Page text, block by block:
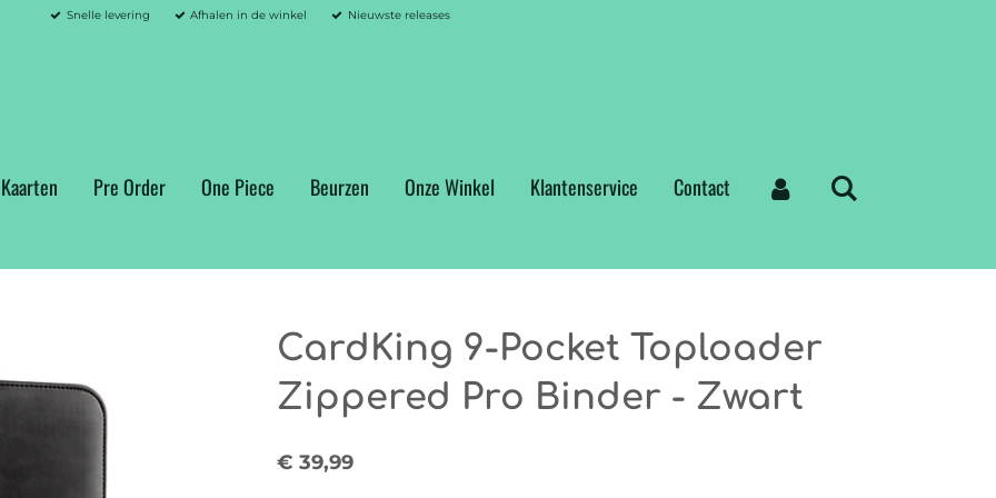
Snelle levering Afhalen in de winkel Nieuwste releases
Pre Order One Piece Beurzen Onze Winkel Klantenservice Contact
CardKing 9-Pocket Toploader
Zippered Pro Binder - Zwart
€ 39,99